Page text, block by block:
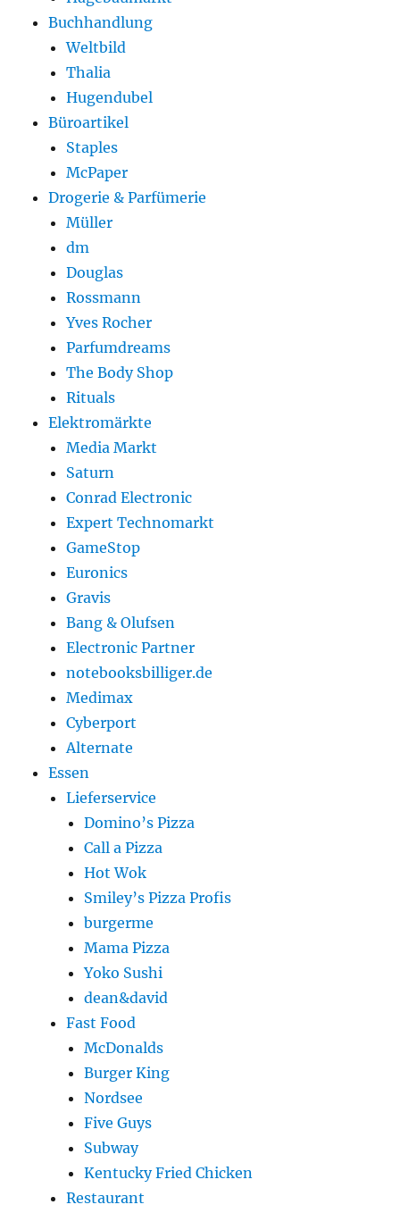
Buchhandlung
Weltbild
Thalia
Hugendubel
Büroartikel
Staples
McPaper
Drogerie & Parfümerie
Müller
dm
Douglas
Rossmann
Yves Rocher
Parfumdreams
The Body Shop
Rituals
Elektromärkte
Media Markt
Saturn
Conrad Electronic
Expert Technomarkt
GameStop
Euronics
Gravis
Bang & Olufsen
Electronic Partner
notebooksbilliger.de
Medimax
Cyberport
Alternate
Essen
Lieferservice
Domino’s Pizza
Call a Pizza
Hot Wok
Smiley’s Pizza Profis
burgerme
Mama Pizza
Yoko Sushi
dean&david
Fast Food
McDonalds
Burger King
Nordsee
Five Guys
Subway
Kentucky Fried Chicken
Restaurant